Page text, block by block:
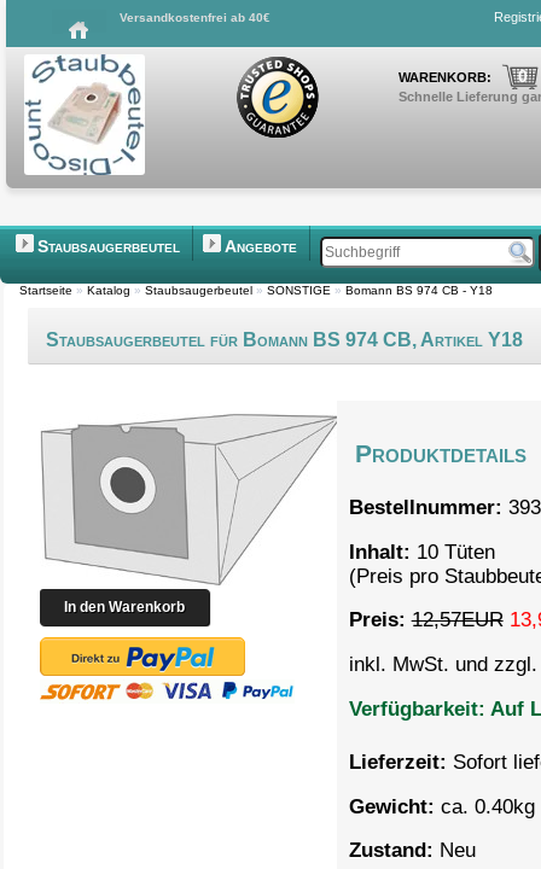
Versandkostenfrei ab 40€
WARENKORB: 0
Schnelle Lieferung
Staubsaugerbeutel Angebote
Startseite » Katalog » Staubsaugerbeutel » SONSTIGE » Bomann BS 974 CB - Y18
Staubsaugerbeutel für Bomann BS 974 CB, Artikel Y18
Produktdetails
Bestellnummer:
Inhalt: 10 Tüten
(Preis pro
Preis: 12,57EUR
inkl. MwSt. und
Verfügbarkeit: Auf
Lieferzeit: Sofort
Gewicht: ca. 0.40kg
Zustand: Neu